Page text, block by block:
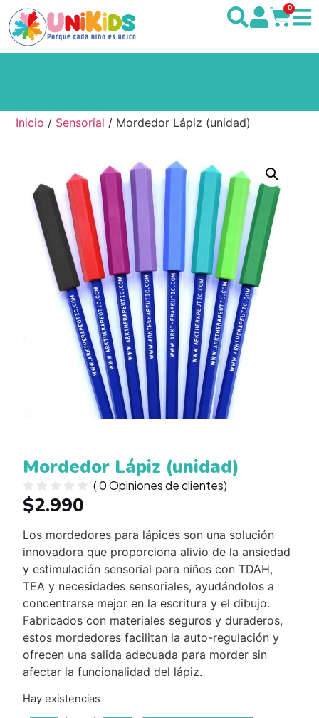
0
Inicio / Sensorial / Mordedor Lápiz (unidad)
Mordedor Lápiz (unidad)
(0Opiniones de clientes)
$2.990
Los mordedores para lápices son una solución
innovadora que proporciona alivio de la ansiedad
y estimulación sensorial para niños con TDAH,
TEA y necesidades sensoriales, ayudándolos a
concentrarse mejor en la escritura y el dibujo.
Fabricados con materiales seguros y duraderos,
estos mordedores facilitan la auto-regulación y
ofrecen una salida adecuada para morder sin
afectar la funcionalidad del lápiz.
Hay existencias